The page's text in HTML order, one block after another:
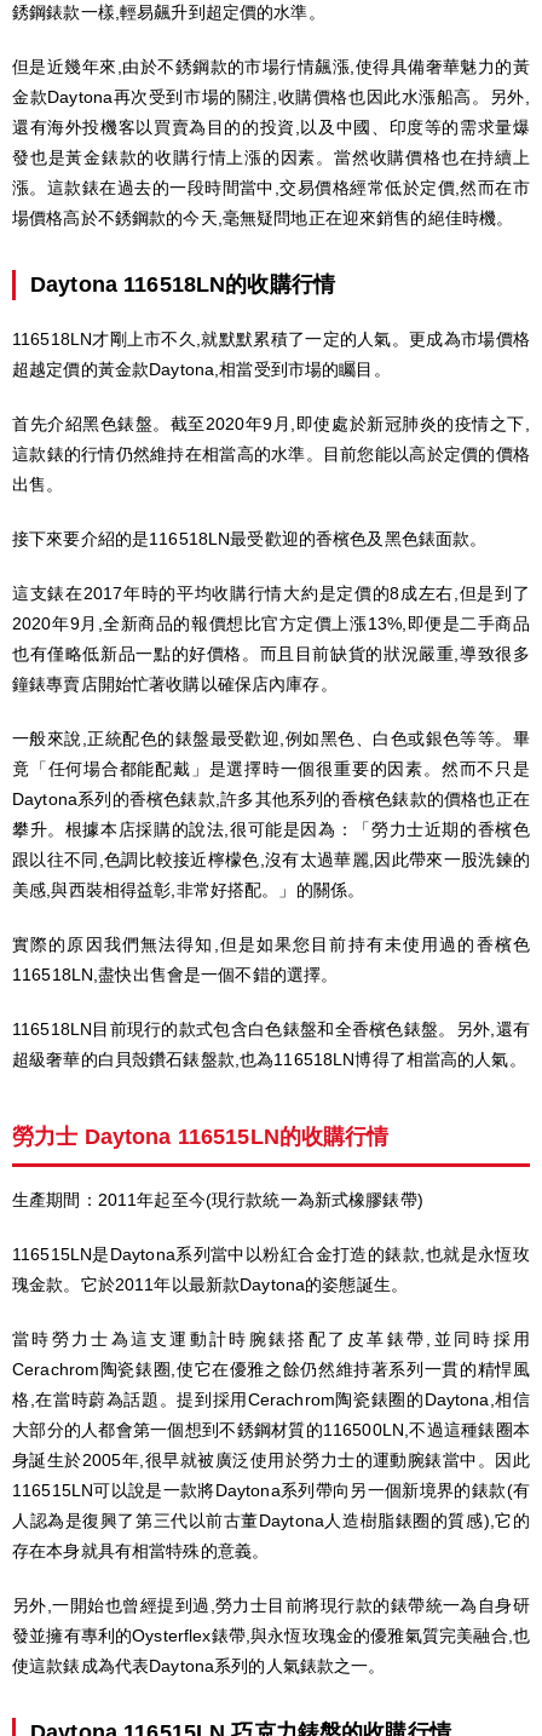
銹鋼錶款一樣,輕易飆升到超定價的水準。
但是近幾年來,由於不銹鋼款的市場行情飆漲,使得具備奢華魅力的黃
金款Daytona再次受到市場的關注,收購價格也因此水漲船高。另外,
還有海外投機客以買賣為目的的投資,以及中國、印度等的需求量爆
發也是黃金錶款的收購行情上漲的因素。當然收購價格也在持續上
漲。這款錶在過去的一段時間當中,交易價格經常低於定價,然而在市
場價格高於不銹鋼款的今天,毫無疑問地正在迎來銷售的絕佳時機。
Daytona 116518LN的收購行情
116518LN才剛上市不久,就默默累積了一定的人氣。更成為市場價格
超越定價的黃金款Daytona,相當受到市場的矚目。
首先介紹黑色錶盤。截至2020年9月,即使處於新冠肺炎的疫情之下,
這款錶的行情仍然維持在相當高的水準。目前您能以高於定價的價格
出售。
接下來要介紹的是116518LN最受歡迎的香檳色及黑色錶面款。
這支錶在2017年時的平均收購行情大約是定價的8成左右,但是到了
2020年9月,全新商品的報價想比官方定價上漲13%,即便是二手商品
也有僅略低新品一點的好價格。而且目前缺貨的狀況嚴重,導致很多
鐘錶專賣店開始忙著收購以確保店內庫存。
一般來說,正統配色的錶盤最受歡迎,例如黑色、白色或銀色等等。畢
竟「任何場合都能配戴」是選擇時一個很重要的因素。然而不只是
Daytona系列的香檳色錶款,許多其他系列的香檳色錶款的價格也正在
攀升。根據本店採購的說法,很可能是因為：「勞力士近期的香檳色
跟以往不同,色調比較接近檸檬色,沒有太過華麗,因此帶來一股洗鍊的
美感,與西裝相得益彰,非常好搭配。」的關係。
實際的原因我們無法得知,但是如果您目前持有未使用過的香檳色
116518LN,盡快出售會是一個不錯的選擇。
116518LN目前現行的款式包含白色錶盤和全香檳色錶盤。另外,還有
超級奢華的白貝殼鑽石錶盤款,也為116518LN博得了相當高的人氣。
勞力士 Daytona 116515LN的收購行情
生產期間：2011年起至今(現行款統一為新式橡膠錶帶)
116515LN是Daytona系列當中以粉紅合金打造的錶款,也就是永恆玫
瑰金款。它於2011年以最新款Daytona的姿態誕生。
當時勞力士為這支運動計時腕錶搭配了皮革錶帶,並同時採用
Cerachrom陶瓷錶圈,使它在優雅之餘仍然維持著系列一貫的精悍風
格,在當時蔚為話題。提到採用Cerachrom陶瓷錶圈的Daytona,相信
大部分的人都會第一個想到不銹鋼材質的116500LN,不過這種錶圈本
身誕生於2005年,很早就被廣泛使用於勞力士的運動腕錶當中。因此
116515LN可以說是一款將Daytona系列帶向另一個新境界的錶款(有
人認為是復興了第三代以前古董Daytona人造樹脂錶圈的質感),它的
存在本身就具有相當特殊的意義。
另外,一開始也曾經提到過,勞力士目前將現行款的錶帶統一為自身研
發並擁有專利的Oysterflex錶帶,與永恆玫瑰金的優雅氣質完美融合,也
使這款錶成為代表Daytona系列的人氣錶款之一。